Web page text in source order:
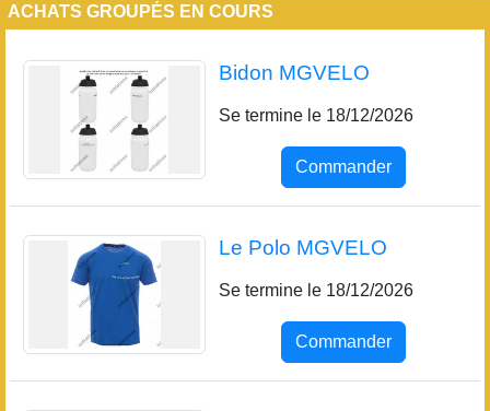
ACHATS GROUPÉS EN COURS
Bidon MGVELO
Se termine le 18/12/2026
Commander
Le Polo MGVELO
Se termine le 18/12/2026
Commander